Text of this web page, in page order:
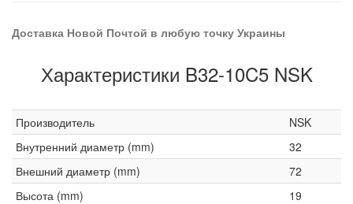
Доставка Новой Почтой в любую точку Украины
Характеристики B32-10C5 NSK
Производитель
NSK
Внутренний диаметр (mm)
32
Внешний диаметр (mm)
72
Высота (mm)
19